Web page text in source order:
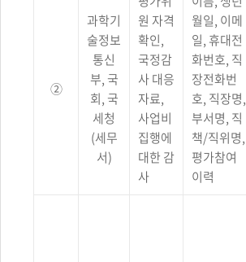
제공받는자,
제공목적,
②
과학기
술정보
통신
부, 국
회, 국
세청
(세무
서)
원 자격
확인,
국정감
사 대응
자료,
사업비
집행에
대한 감
사
월일, 이메
일, 휴대전
화번호, 직
장전화번
호, 직장명,
부서명, 직
책/직위명,
평가참여
이력